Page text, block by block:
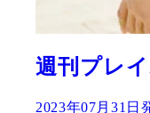
週刊プレ
2023年07月31日